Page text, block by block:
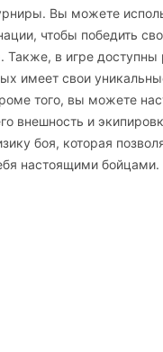
Вы можете
чтобы победить
Также, в игре
имеет свои
того, вы можете
внешность и
боя, которая
настоящими бойцами.